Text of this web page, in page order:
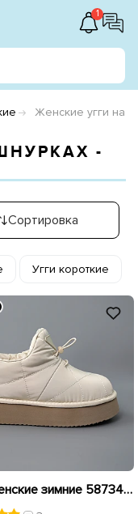
1
Женские угги на
-
Сортировка
Угги короткие
Угги женские зимние 587343 Молочные